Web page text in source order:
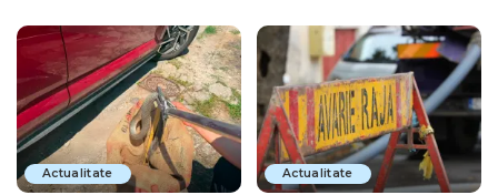
Actualitate Actualitate